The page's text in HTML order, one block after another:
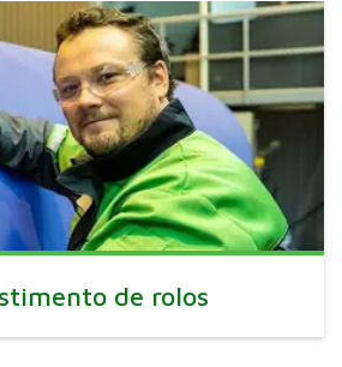
de rolos